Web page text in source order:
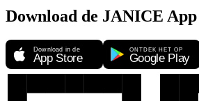
Download de JANICE App